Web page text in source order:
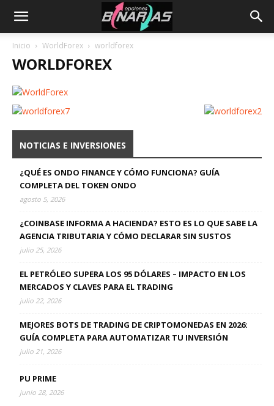
Inicio WorldForex worldforex
WORLDFOREX
NOTICIAS E INVERSIONES
¿QUÉ ES ONDO FINANCE Y CÓMO FUNCIONA? GUÍA
COMPLETA DEL TOKEN ONDO
agosto 5, 2026
¿COINBASE INFORMA A HACIENDA? ESTO ES LO QUE SABE LA
AGENCIA TRIBUTARIA Y CÓMO DECLARAR SIN SUSTOS
julio 25, 2026
EL PETRÓLEO SUPERA LOS 95 DÓLARES – IMPACTO EN LOS
MERCADOS Y CLAVES PARA EL TRADING
julio 22, 2026
MEJORES BOTS DE TRADING DE CRIPTOMONEDAS EN 2026:
GUÍA COMPLETA PARA AUTOMATIZAR TU INVERSIÓN
julio 21, 2026
PU PRIME
junio 28, 2026